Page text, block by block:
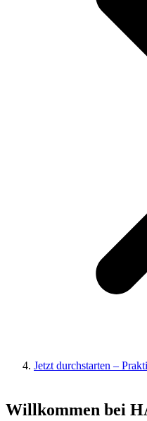
Jetzt durchstarten –
Willkommen bei